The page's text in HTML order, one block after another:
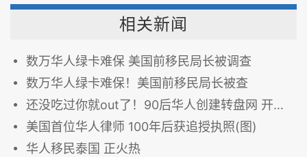
相关新闻
数万华人绿卡难保 美国前移民局长被调查
数万华人绿卡难保！美国前移民局长被查
还没吃过你就out了！90后华人创建转盘网 开启中餐服务新格局
美国首位华人律师 100年后获追授执照(图)
华人移民泰国 正火热